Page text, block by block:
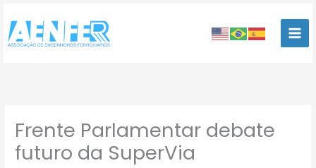
para
conteúdo
Frente Parlamentar debate
futuro da SuperVia